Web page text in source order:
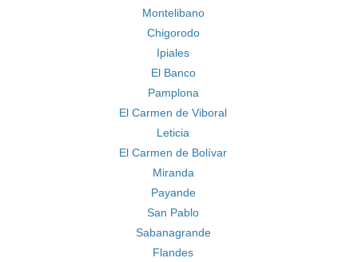
Montelibano
Chigorodo
Ipiales
El Banco
Pamplona
El Carmen de Viboral
Leticia
El Carmen de Bolívar
Miranda
Payande
San Pablo
Sabanagrande
Flandes